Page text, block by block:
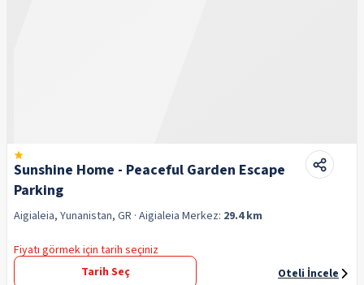
Sunshine Home - Peaceful Garden Escape
Parking
Aigialeia, Yunanistan, GR · Aigialeia Merkez: 29.4 km
Fiyatı görmek için tarih seçiniz
Tarih Seç
Oteli İncele